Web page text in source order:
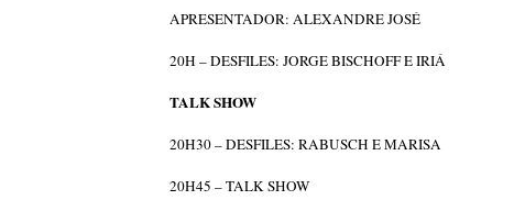
APRESENTADOR: ALEXANDRE JOSÉ
20H – DESFILES: JORGE BISCHOFF E IRIÁ
TALK SHOW
20H30 – DESFILES: RABUSCH E MARISA
20H45 – TALK SHOW